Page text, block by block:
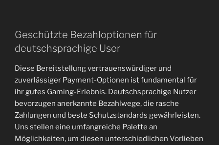
Geschützte Bezahloptionen für
deutschsprachige User
Diese Bereitstellung vertrauenswürdiger und
zuverlässiger Payment-Optionen ist fundamental für
ihr gutes Gaming-Erlebnis. Deutschsprachige Nutzer
bevorzugen anerkannte Bezahlwege, die rasche
Zahlungen und beste Schutzstandards gewährleisten.
Uns stellen eine umfangreiche Palette an
Möglichkeiten, um diesen unterschiedlichen Vorlieben